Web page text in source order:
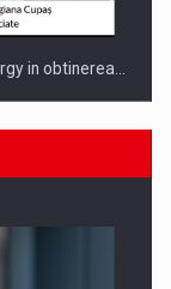
in obtinerea…